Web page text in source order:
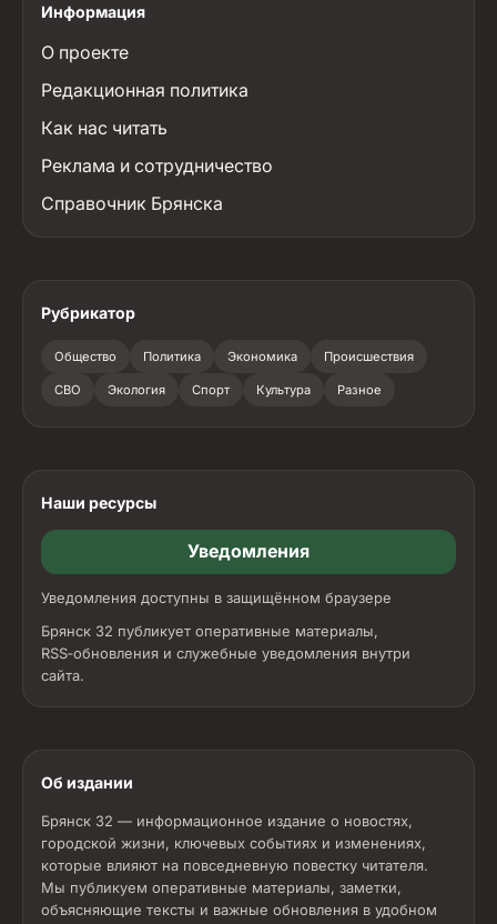
Информация
О проекте
Редакционная политика
Как нас читать
Реклама и сотрудничество
Справочник Брянска
Рубрикатор
Общество Политика Экономика Происшествия
СВО Экология Спорт Культура Разное
Наши ресурсы
Уведомления
Уведомления доступны в защищённом браузере
Брянск 32 публикует оперативные материалы,
RSS‑обновления и служебные уведомления внутри
сайта.
Об издании
Брянск 32 — информационное издание о новостях,
городской жизни, ключевых событиях и изменениях,
которые влияют на повседневную повестку читателя.
Мы публикуем оперативные материалы, заметки,
объясняющие тексты и важные обновления в удобном